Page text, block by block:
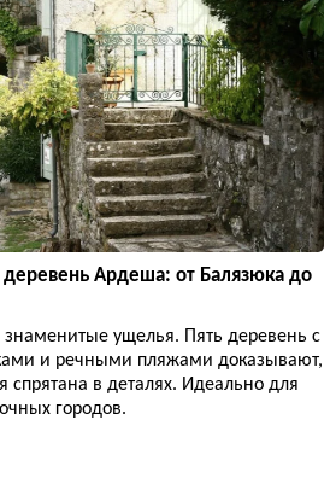
деревень Ардеша: от Балязюка до
ущелья. Пять деревень с
и речными пляжами доказывают,
спрятана в деталях. Идеально для
городов.